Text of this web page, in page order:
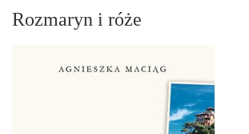
Rozmaryn i róże